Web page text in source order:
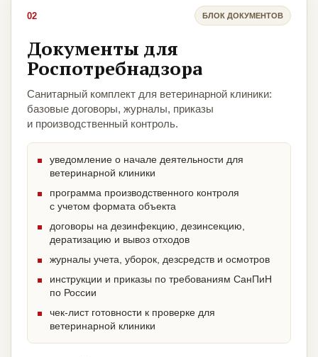
02 БЛОК ДОКУМЕНТОВ
Документы для
Роспотребнадзора
Санитарный комплект для ветеринарной клиники:
базовые договоры, журналы, приказы
и производственный контроль.
уведомление о начале деятельности для
ветеринарной клиники
программа производственного контроля
с учетом формата объекта
договоры на дезинфекцию, дезинсекцию,
дератизацию и вывоз отходов
журналы учета, уборок, дезсредств и осмотров
инструкции и приказы по требованиям СанПиН
по России
чек-лист готовности к проверке для
ветеринарной клиники